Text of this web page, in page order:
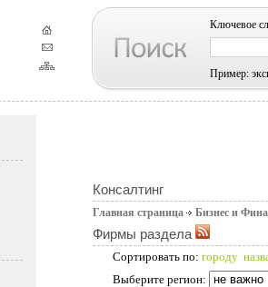
Ключевое
Пример:
Консалтинг
Главная страница Бизнес и
Фирмы раздела
Сортировать по: городу
Выберите регион: